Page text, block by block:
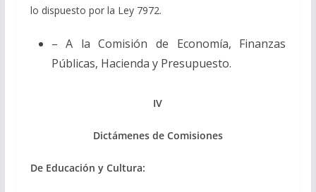
lo dispuesto por la Ley 7972.
– A la Comisión de Economía, Finanzas
Públicas, Hacienda y Presupuesto.
IV
Dictámenes de Comisiones
De Educación y Cultura: